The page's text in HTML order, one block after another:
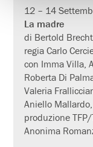
12 – 14
La madre
di Bertold Brecht
regia Carlo
con Imma Villa,
Roberta Di
Valeria
Aniello
produzione
Anonima